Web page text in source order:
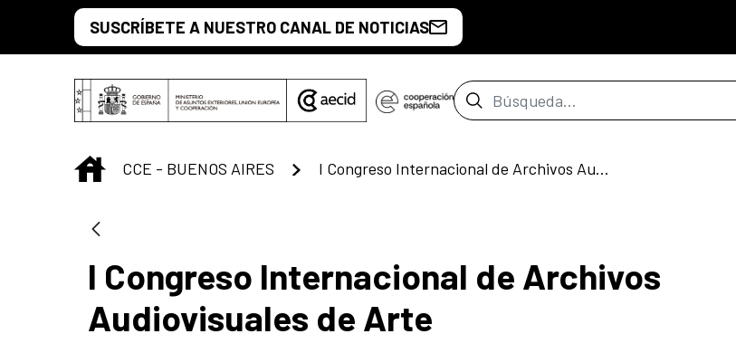
Saltar al contenido principal
SUSCRÍBETE A NUESTRO CANAL DE NOTICIAS
Barra de búsqueda
INICIO
CCE - BUENOS AIRES I Congreso Internacional de Archivos Audiovisuales de Arte
I Congreso Internacional de Archivos
Audiovisuales de Arte